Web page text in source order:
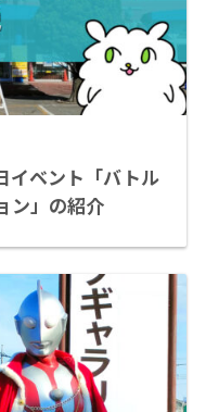
イベント「バトル
ン」の紹介